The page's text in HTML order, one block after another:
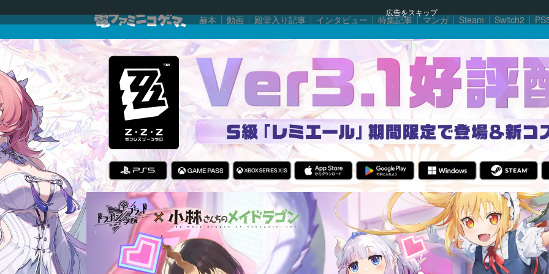
広告をスキップ
赫本 動画 殿堂入り記事 インタビュー 特集記事 マンガ Steam Switch2